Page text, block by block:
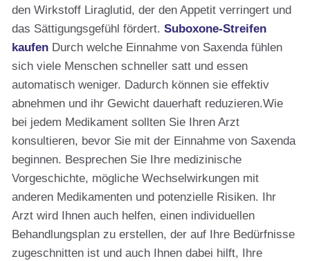
den Wirkstoff Liraglutid, der den Appetit verringert und
das Sättigungsgefühl fördert. Suboxone-Streifen
kaufen Durch welche Einnahme von Saxenda fühlen
sich viele Menschen schneller satt und essen
automatisch weniger. Dadurch können sie effektiv
abnehmen und ihr Gewicht dauerhaft reduzieren.Wie
bei jedem Medikament sollten Sie Ihren Arzt
konsultieren, bevor Sie mit der Einnahme von Saxenda
beginnen. Besprechen Sie Ihre medizinische
Vorgeschichte, mögliche Wechselwirkungen mit
anderen Medikamenten und potenzielle Risiken. Ihr
Arzt wird Ihnen auch helfen, einen individuellen
Behandlungsplan zu erstellen, der auf Ihre Bedürfnisse
zugeschnitten ist und auch Ihnen dabei hilft, Ihre